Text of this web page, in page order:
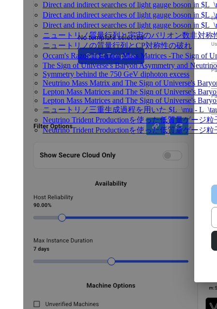
Direct and indirect searches of light gauge boson in
Direct and indirect searches of light gauge boson in
Direct and indirect searches of light gauge boson in
ニュートリノ質量行列と宇宙のバリオン数非対称
ニュートリノの質量行列とCP対称性の破れ
Occam's Razor in Lepton Mass Matrices -The Sign of
The Sign of Universe's Baryon Asymmetry and
Symmetry behind the 750 GeV diphoton excess
Neutrino Mass Matrix and The Sign of Universe's
Lepton Mass Matrices and The Sign of Universe's
Lepton Mass Matrices and The Sign of Universe's
ニュートリノ三重生成過程を用いた $L_\mu -
Neutrino Trident Productionを使った低質量ゲージ
Neutrino Trident Productionを使った低質量ゲージ